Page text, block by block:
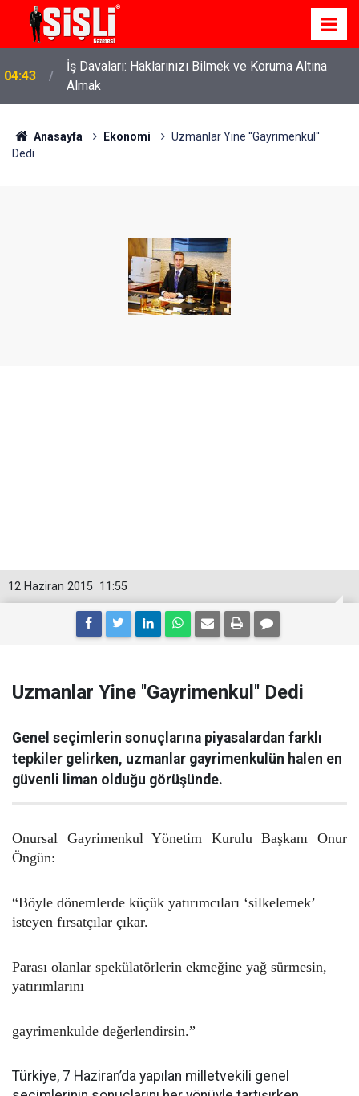
04:43
İş Davaları: Haklarınızı Bilmek ve Koruma Altına
Almak
Anasayfa Ekonomi
Uzmanlar Yine ''Gayrimenkul''
Dedi
11:55
12 Haziran 2015
Uzmanlar Yine ''Gayrimenkul'' Dedi
Genel seçimlerin sonuçlarına piyasalardan farklı
tepkiler gelirken, uzmanlar gayrimenkulün halen en
güvenli liman olduğu görüşünde.
Onursal Gayrimenkul Yönetim Kurulu Başkanı Onur
Öngün:
“Böyle dönemlerde küçük yatırımcıları ‘silkelemek’
isteyen fırsatçılar çıkar.
Parası olanlar spekülatörlerin ekmeğine yağ sürmesin,
yatırımlarını
gayrimenkulde değerlendirsin.”
Türkiye, 7 Haziran’da yapılan milletvekili genel